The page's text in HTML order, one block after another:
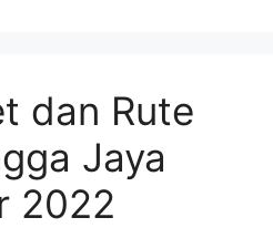
dan Rute
Jaya
2022